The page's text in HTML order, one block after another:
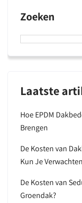
Zoeken
Laatste
Hoe EPDM
Brengen
De Kosten van
Kun Je
De Kosten van
Groendak?